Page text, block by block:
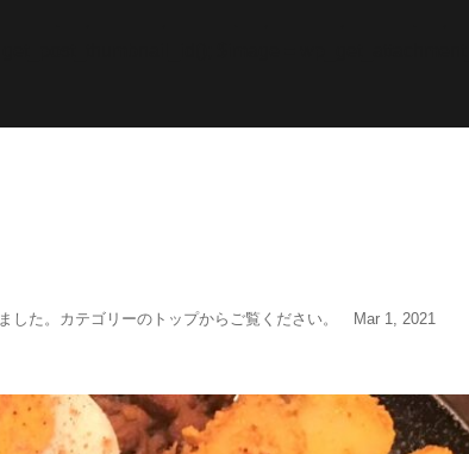
した。カテゴリーのトップからご覧ください。 Mar 1, 2021